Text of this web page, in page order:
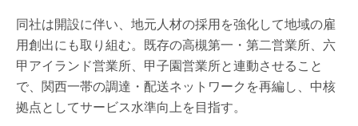
同社は開設に伴い、地元人材の採用を強化して地域の雇
用創出にも取り組む。既存の高槻第一・第二営業所、六
甲アイランド営業所、甲子園営業所と連動させること
で、関西一帯の調達・配送ネットワークを再編し、中核
拠点としてサービス水準向上を目指す。